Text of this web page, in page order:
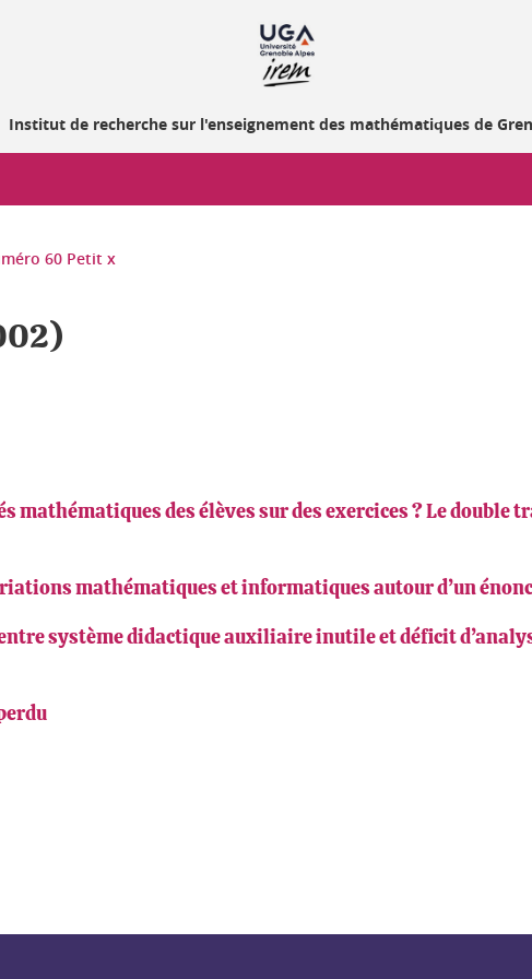
Institut de recherche sur l'enseignement des mathématiques de
60 Petit x
mathématiques des élèves sur des exercices ? Le double
mathématiques et informatiques autour d’un
système didactique auxiliaire inutile et déficit
LinkedIn